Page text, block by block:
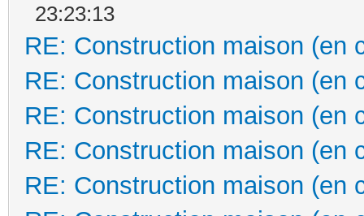
23:23:13
RE: Construction maison (en
RE: Construction maison (en
RE: Construction maison (en
RE: Construction maison (en
RE: Construction maison (en